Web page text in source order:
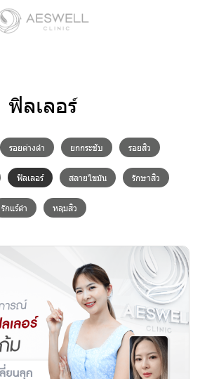
ฟิลเลอร์
รอยด่างดำ ยกกระชับ รอยสิว
ฟิลเลอร์ สลายไขมัน รักษาสิว
รักแร้ดำ หลุมสิว